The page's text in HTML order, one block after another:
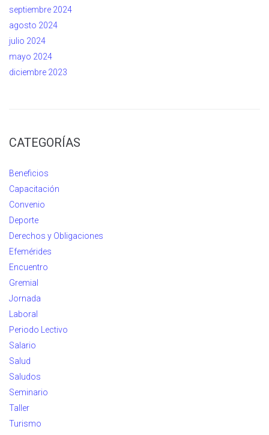
septiembre 2024
agosto 2024
julio 2024
mayo 2024
diciembre 2023
CATEGORÍAS
Beneficios
Capacitación
Convenio
Deporte
Derechos y Obligaciones
Efemérides
Encuentro
Gremial
Jornada
Laboral
Periodo Lectivo
Salario
Salud
Saludos
Seminario
Taller
Turismo